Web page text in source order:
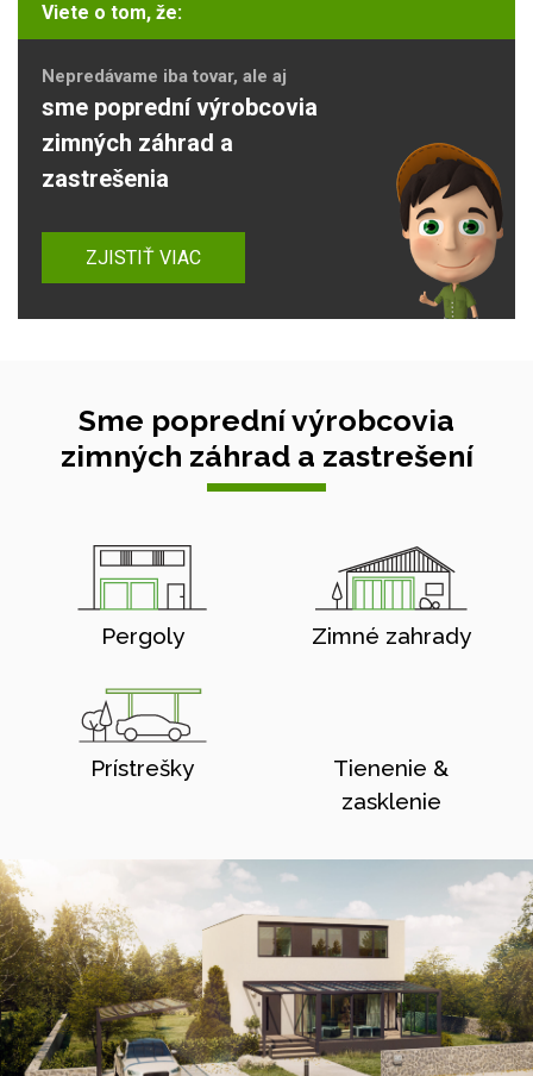
Viete o tom, že:
Nepredávame iba tovar, ale aj
sme poprední výrobcovia
zimných záhrad a
zastrešenia
ZJISTIŤ VIAC
Sme poprední výrobcovia
zimných záhrad a zastrešení
Pergoly Zimné zahrady
Prístrešky
Tienenie &
zasklenie